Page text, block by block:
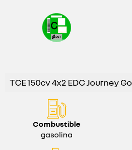
TCE 150cv 4x2 EDC Journey Go
Combustible
gasolina